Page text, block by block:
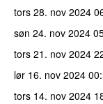
tors 28. nov 2024
søn 24. nov 2024
tors 21. nov 2024
lør 16. nov 2024
tors 14. nov 2024